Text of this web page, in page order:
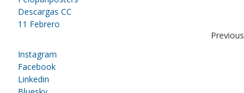
Previous
Descargas CC
11 Febrero
Instagram
Facebook
Linkedin